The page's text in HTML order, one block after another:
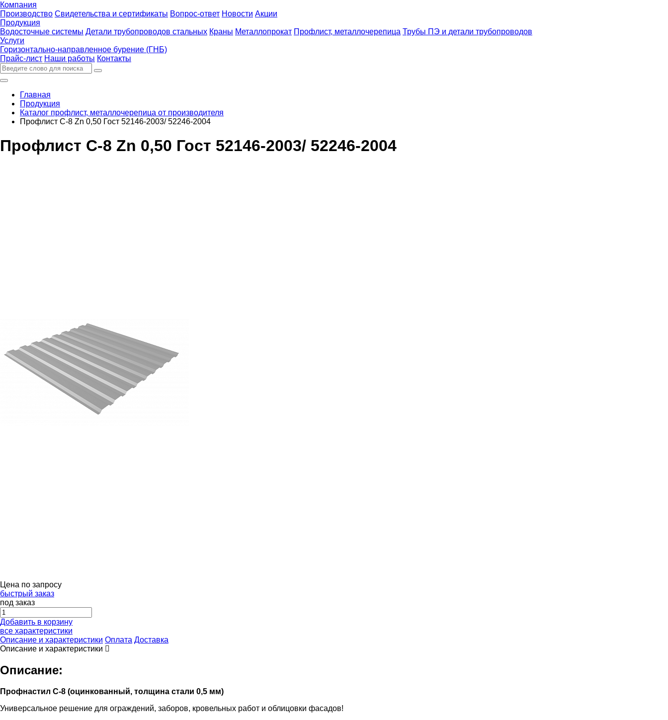
Компания
Производство Свидетельства и сертификаты Вопрос-ответ Новости Акции
Продукция
Водосточные системы Детали трубопроводов стальных Краны Металлопрокат Профлист, металлочерепица Трубы ПЭ и детали трубопроводов
Услуги
Горизонтально-направленное бурение (ГНБ)
Прайс-лист Наши работы Контакты
Главная
Продукция
Каталог профлист, металлочерепица от производителя
Профлист С-8 Zn 0,50 Гост 52146-2003/ 52246-2004
Профлист С-8 Zn 0,50 Гост 52146-2003/ 52246-2004
Цена по запросу
быстрый заказ
под заказ
Добавить в корзину
все характеристики
Описание и характеристики Оплата Доставка
Описание и характеристики
Описание:
Профнастил С-8 (оцинкованный, толщина стали 0,5 мм)
Универсальное решение для ограждений, заборов, кровельных работ и облицовки фасадов!